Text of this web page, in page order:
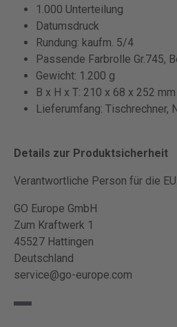
1.000 Unterteilung
Datumsdruck
Rundung: kaufm. 5/4
Passende Farbrolle Gr.745,
Gewicht: 1.200 g
B x H x T: 210 x 68 x 252 mm
Lieferumfang: Tischrechner,
Details zur Produktsicherheit
Verantwortliche Person für die EU:
GO Europe GmbH
Zum Kraftwerk 1
45527 Hattingen
Deutschland
service@go-europe.com